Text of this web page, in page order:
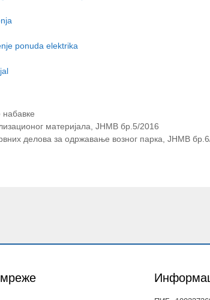
ponuda elektrika
набавке
материјала, ЈНМВ бр.5/2016
делова за одржавање возног парка, ЈНМВ